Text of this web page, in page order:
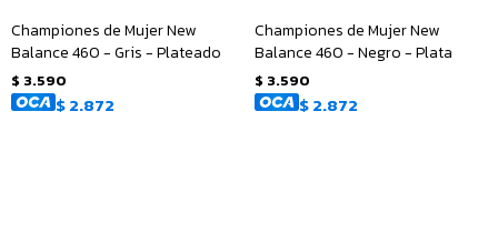
Championes de Mujer New
Balance 460 - Gris - Plateado
$ 3.590
$2.872
Championes de Mujer New
Balance 460 - Negro - Plata
$ 3.590
$2.872